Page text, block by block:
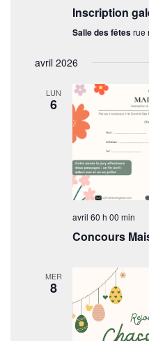
Inscription
Salle des fêtesrue
avril 2026
LUN
6
avril 60 h 00 min
Concours
MER
8